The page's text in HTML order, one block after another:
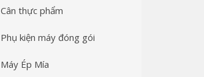
Cân thực phẩm
Phụ kiện máy đóng gói
Máy Ép Mía